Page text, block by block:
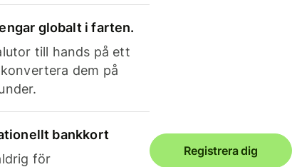
globalt i farten.
till hands på ett
dem på
bankkort
för
Registrera dig